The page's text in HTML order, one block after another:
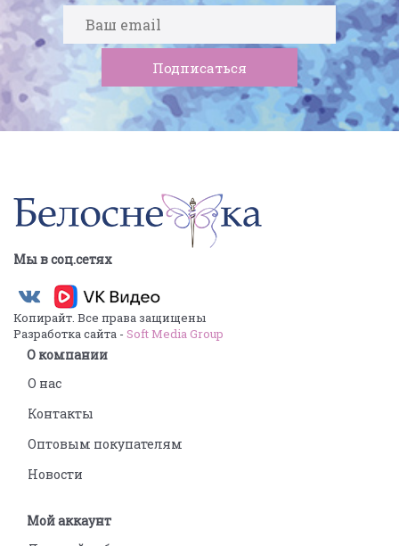
Мы в соц.сетях
Копирайт. Все права защищены
Разработка сайта - Soft Media Group
О компании
О нас
Контакты
Оптовым покупателям
Новости
Мой аккаунт